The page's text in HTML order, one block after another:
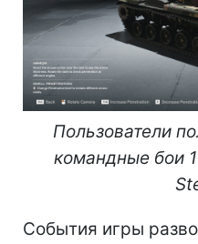
Пользователи
командные бои
События игры